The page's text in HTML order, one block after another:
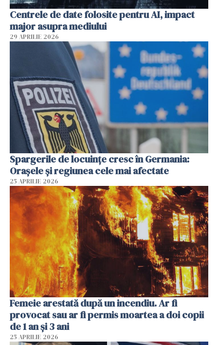
Centrele de date folosite pentru AI, impact
major asupra mediului
29 APRILIE 2026
Spargerile de locuințe cresc în Germania:
Orașele și regiunea cele mai afectate
25 APRILIE 2026
Femeie arestată după un incendiu. Ar fi
provocat sau ar fi permis moartea a doi copii
de 1 an și 3 ani
25 APRILIE 2026